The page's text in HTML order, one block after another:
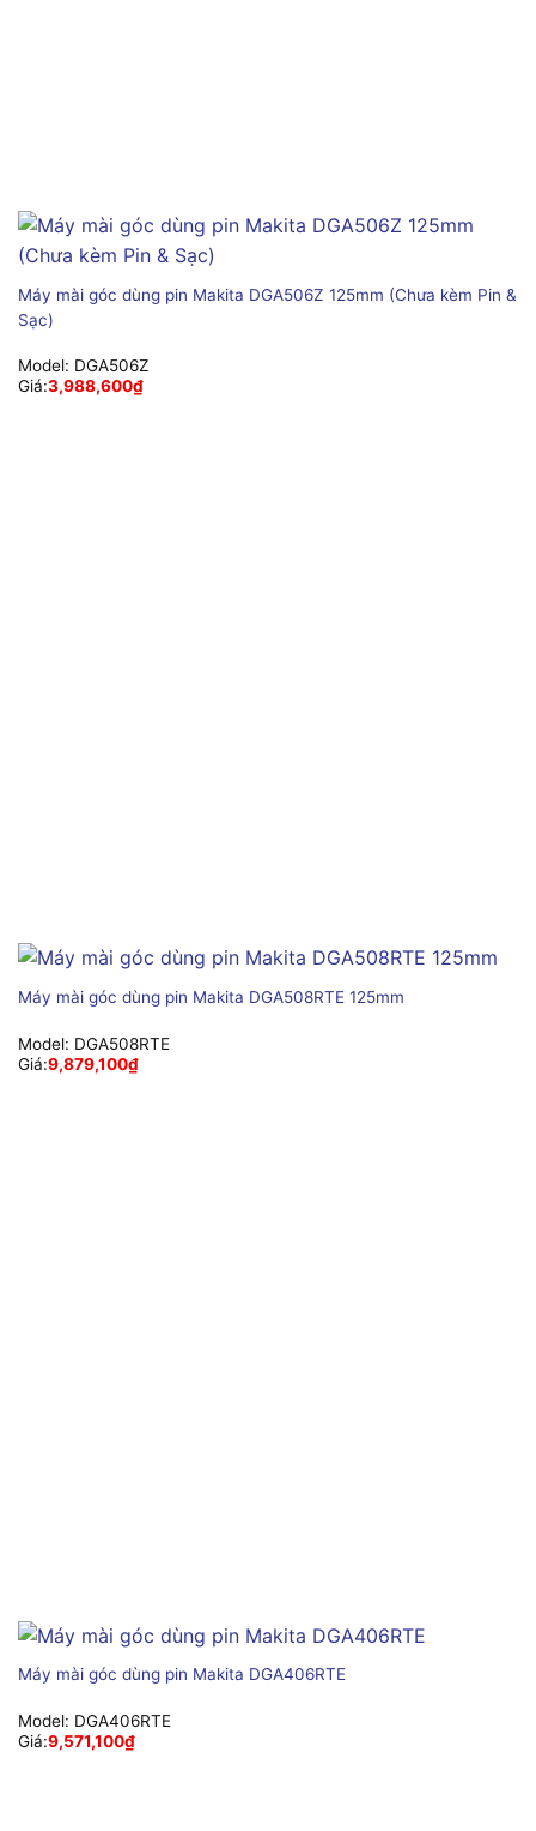
Máy mài góc dùng pin Makita DGA506Z 125mm (Chưa kèm Pin &
Sạc)
Model: DGA506Z
Giá:3,988,600₫
Máy mài góc dùng pin Makita DGA508RTE 125mm
Model: DGA508RTE
Giá:9,879,100₫
Máy mài góc dùng pin Makita DGA406RTE
Model: DGA406RTE
Giá:9,571,100₫